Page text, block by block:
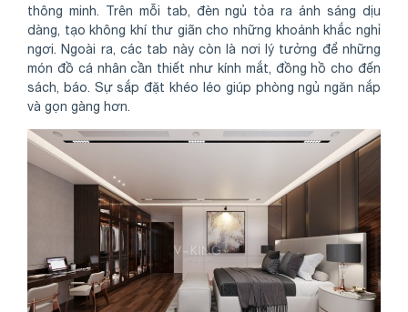
thông minh. Trên mỗi tab, đèn ngủ tỏa ra ánh sáng dịu
dàng, tạo không khí thư giãn cho những khoảnh khắc nghỉ
ngơi. Ngoài ra, các tab này còn là nơi lý tưởng để những
món đồ cá nhân cần thiết như kính mắt, đồng hồ cho đến
sách, báo. Sự sắp đặt khéo léo giúp phòng ngủ ngăn nắp
và gọn gàng hơn.